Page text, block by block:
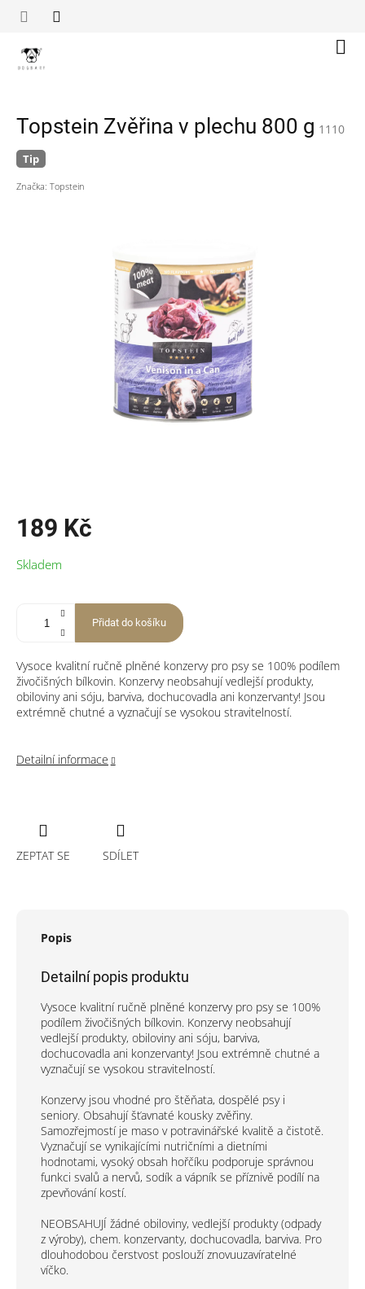
Topstein Zvěřina v plechu 800 g 1110
Tip
Značka: Topstein
189 Kč
cena:
Skladem
Přidat do košíku
Vysoce kvalitní ručně plněné konzervy pro psy se 100% podílem
živočišných bílkovin. Konzervy neobsahují vedlejší produkty,
obiloviny ani sóju, barviva, dochucovadla ani konzervanty! Jsou
extrémně chutné a vyznačují se vysokou stravitelností.
Detailní informace
ZEPTAT SE SDÍLET
Popis
Detailní popis produktu
Vysoce kvalitní ručně plněné konzervy pro psy se 100%
podílem živočišných bílkovin. Konzervy neobsahují
vedlejší produkty, obiloviny ani sóju, barviva,
dochucovadla ani konzervanty! Jsou extrémně chutné a
vyznačují se vysokou stravitelností.
Konzervy jsou vhodné pro štěňata, dospělé psy i
seniory. Obsahují šťavnaté kousky zvěřiny.
Samozřejmostí je maso v potravinářské kvalitě a čistotě.
Vyznačují se vynikajícími nutričními a dietními
hodnotami, vysoký obsah hořčíku podporuje správnou
funkci svalů a nervů, sodík a vápník se příznivě podílí na
zpevňování kostí.
NEOBSAHUJÍ žádné obiloviny, vedlejší produkty (odpady
z výroby), chem. konzervanty, dochucovadla, barviva. Pro
dlouhodobou čerstvost poslouží znovuuzavíratelné
víčko.